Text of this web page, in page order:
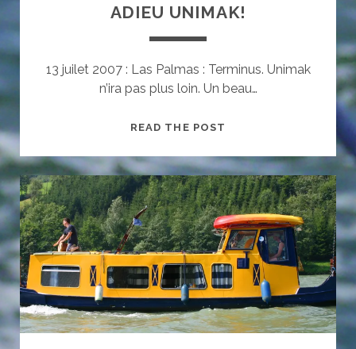
ADIEU UNIMAK!
13 juilet 2007 : Las Palmas : Terminus. Unimak
n’ira pas plus loin. Un beau…
READ THE POST